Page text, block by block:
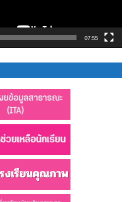
07:55